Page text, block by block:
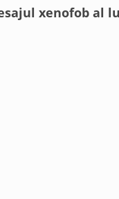
xenofob al